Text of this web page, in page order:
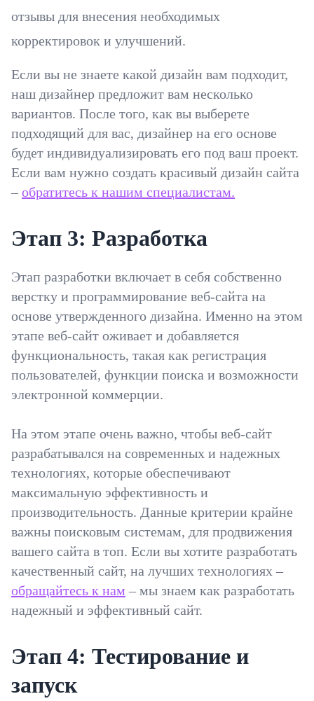
отзывы для внесения необходимых
корректировок и улучшений.
Если вы не знаете какой дизайн вам подходит,
наш дизайнер предложит вам несколько
вариантов. После того, как вы выберете
подходящий для вас, дизайнер на его основе
будет индивидуализировать его под ваш проект.
Если вам нужно создать красивый дизайн сайта
– обратитесь к нашим специалистам.
Этап 3: Разработка
Этап разработки включает в себя собственно
верстку и программирование веб-сайта на
основе утвержденного дизайна. Именно на этом
этапе веб-сайт оживает и добавляется
функциональность, такая как регистрация
пользователей, функции поиска и возможности
электронной коммерции.
На этом этапе очень важно, чтобы веб-сайт
разрабатывался на современных и надежных
технологиях, которые обеспечивают
максимальную эффективность и
производительность. Данные критерии крайне
важны поисковым системам, для продвижения
вашего сайта в топ. Если вы хотите разработать
качественный сайт, на лучших технологиях –
обращайтесь к нам – мы знаем как разработать
надежный и эффективный сайт.
Этап 4: Тестирование и
запуск